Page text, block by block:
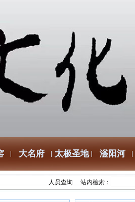
大名府 太极圣地 滏阳河
人员查询 站内检索：